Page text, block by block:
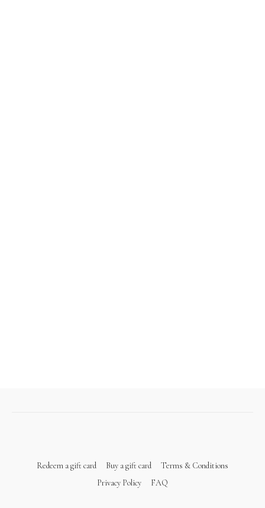
Redeem a gift card Buy a gift card
Terms & Conditions
Privacy Policy
FAQ